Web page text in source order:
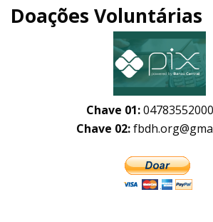
Doações Voluntárias
Chave 01:
Chave 02: